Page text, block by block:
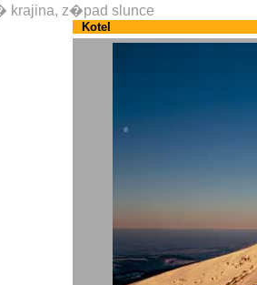
krajina, z�pad slunce
Kotel